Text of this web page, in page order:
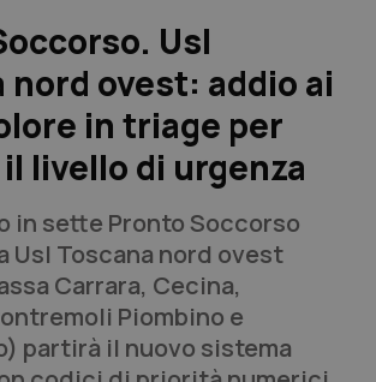
Usl
nord ovest: addio ai
in triage per
livello di urgenza
in sette Pronto Soccorso
Usl Toscana nord ovest
Carrara, Cecina,
Piombino e
partirà il nuovo sistema